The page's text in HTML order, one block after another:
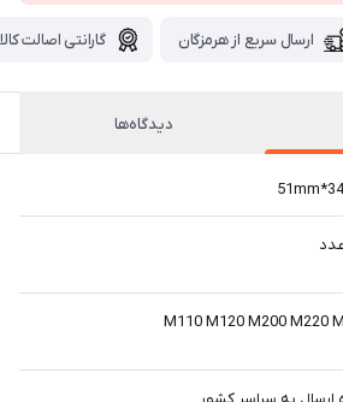
ارسال سریع از هرمزگان گارانتی اصالت کالا
دیدگاه‌ها
M110 M120 M200 M220